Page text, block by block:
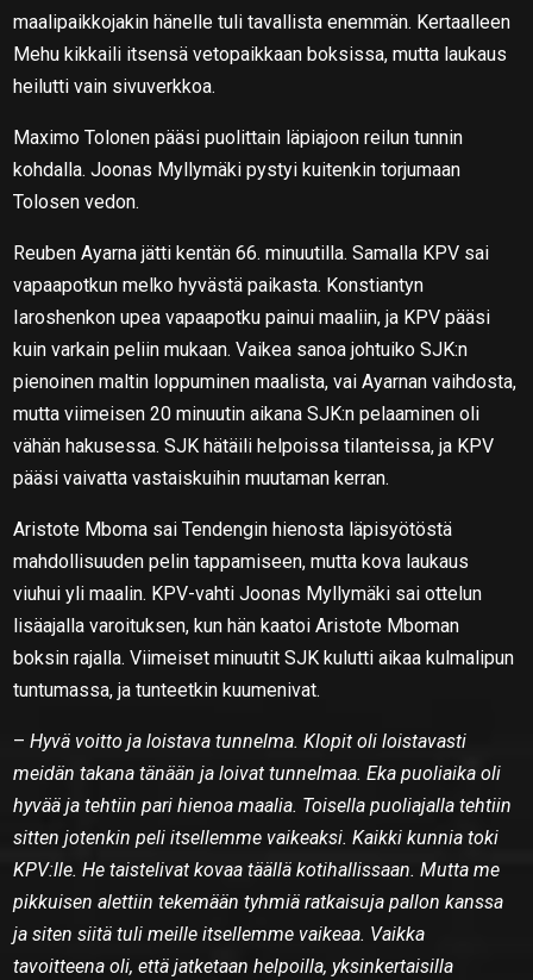
maalipaikkojakin hänelle tuli tavallista enemmän. Kertaalleen
Mehu kikkaili itsensä vetopaikkaan boksissa, mutta laukaus
heilutti vain sivuverkkoa.
Maximo Tolonen pääsi puolittain läpiajoon reilun tunnin
kohdalla. Joonas Myllymäki pystyi kuitenkin torjumaan
Tolosen vedon.
Reuben Ayarna jätti kentän 66. minuutilla. Samalla KPV sai
vapaapotkun melko hyvästä paikasta. Konstiantyn
Iaroshenkon upea vapaapotku painui maaliin, ja KPV pääsi
kuin varkain peliin mukaan. Vaikea sanoa johtuiko SJK:n
pienoinen maltin loppuminen maalista, vai Ayarnan vaihdosta,
mutta viimeisen 20 minuutin aikana SJK:n pelaaminen oli
vähän hakusessa. SJK hätäili helpoissa tilanteissa, ja KPV
pääsi vaivatta vastaiskuihin muutaman kerran.
Aristote Mboma sai Tendengin hienosta läpisyötöstä
mahdollisuuden pelin tappamiseen, mutta kova laukaus
viuhui yli maalin. KPV-vahti Joonas Myllymäki sai ottelun
lisäajalla varoituksen, kun hän kaatoi Aristote Mboman
boksin rajalla. Viimeiset minuutit SJK kulutti aikaa kulmalipun
tuntumassa, ja tunteetkin kuumenivat.
–Hyvä voitto ja loistava tunnelma. Klopit oli loistavasti
meidän takana tänään ja loivat tunnelmaa. Eka puoliaika oli
hyvää ja tehtiin pari hienoa maalia. Toisella puoliajalla tehtiin
sitten jotenkin peli itsellemme vaikeaksi. Kaikki kunnia toki
KPV:lle. He taistelivat kovaa täällä kotihallissaan. Mutta me
pikkuisen alettiin tekemään tyhmiä ratkaisuja pallon kanssa
ja siten siitä tuli meille itsellemme vaikeaa. Vaikka
tavoitteena oli, että jatketaan helpoilla, yksinkertaisilla